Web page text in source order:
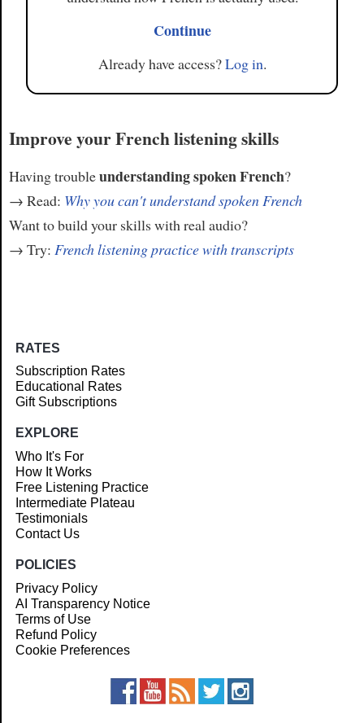
Continue
Already have access?Log in.
Improve your French listening skills
Having troubleunderstanding spoken French?
→ Read: Why you can't understand spoken French
Want to build your skills with real audio?
→ Try: French listening practice with transcripts
RATES
Subscription Rates
Educational Rates
Gift Subscriptions
EXPLORE
Who It's For
How It Works
Free Listening Practice
Intermediate Plateau
Testimonials
Contact Us
POLICIES
Privacy Policy
AI Transparency Notice
Terms of Use
Refund Policy
Cookie Preferences